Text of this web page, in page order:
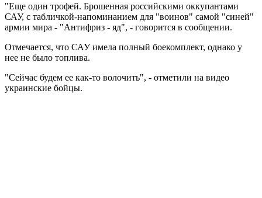
"Еще один трофей. Брошенная российскими оккупантами
САУ, с табличкой-напоминанием для "воинов" самой "синей"
армии мира - "Антифриз - яд", - говорится в сообщении.
Отмечается, что САУ имела полный боекомплект, однако у
нее не было топлива.
"Сейчас будем ее как-то волочить", - отметили на видео
украинские бойцы.